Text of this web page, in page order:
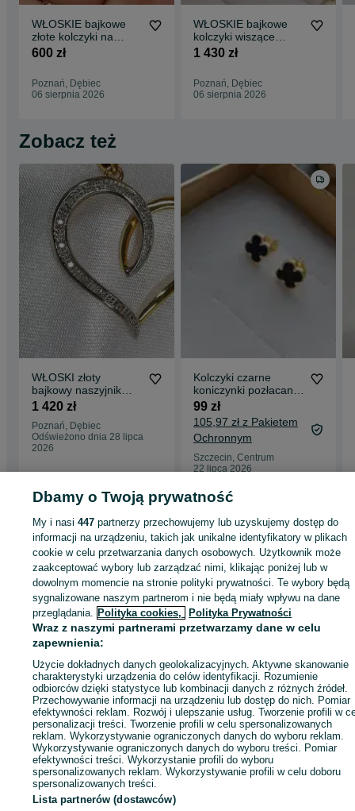
WŁOSKIE bajkowe
złote kolczyki na
ang.zapieciu.
600 zł
Poznań, Dębiec
06 sierpnia 2026
WŁOSKIE bajkowe
kolczyki wiszące
Lustra 3 kolory złota
1 430 zł
Poznań, Dębiec
06 sierpnia 2026
Zobacz też
WŁOSKI złoty
bajkowy naszyjnik
wisiorek duże serce z
CERTYFIKAT
1 420 zł
Poznań, Dębiec
Odświeżono dnia 28 lipca
2026
Kolczyki czarne
koniczynki pozłacane
sztyfty srebro 925
99 zł
105,97 zł z Pakietem
Ochronnym
Szczecin, Centrum
22 lipca 2026
Strona główna Biżuteria Kolczyki Kolczyki - Wielkopolskie
Poznań
Kolczyki - Dębiec
KATEGORIA
ID:1078888542 Wyświetlenia:
Zadzwoń / SMS Wyślij wiadomość
Dbamy o Twoją prywatność
My i nasi447 partnerzy przechowujemy lub uzyskujemy dostęp do
informacji na urządzeniu, takich jak unikalne identyfikatory w plikach
cookie w celu przetwarzania danych osobowych. Użytkownik może
zaakceptować wybory lub zarządzać nimi, klikając poniżej lub w
dowolnym momencie na stronie polityki prywatności. Te wybory będą
sygnalizowane naszym partnerom i nie będą miały wpływu na dane
przeglądania. Polityka cookies, Polityka Prywatności
Wraz z naszymi partnerami przetwarzamy dane w celu
zapewnienia:
Użycie dokładnych danych geolokalizacyjnych. Aktywne skanowanie
charakterystyki urządzenia do celów identyfikacji. Rozumienie
odbiorców dzięki statystyce lub kombinacji danych z różnych źródeł.
Przechowywanie informacji na urządzeniu lub dostęp do nich. Pomiar
efektywności reklam. Rozwój i ulepszanie usług. Tworzenie profili w
personalizacji treści. Tworzenie profili w celu spersonalizowanych
reklam. Wykorzystywanie ograniczonych danych do wyboru reklam.
Wykorzystywanie ograniczonych danych do wyboru treści. Pomiar
efektywności treści. Wykorzystanie profili do wyboru
spersonalizowanych reklam. Wykorzystywanie profili w celu doboru
spersonalizowanych treści.
Lista partnerów (dostawców)